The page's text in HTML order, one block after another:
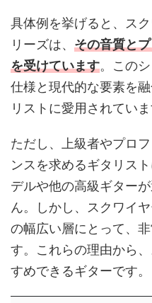
具体例を挙げると、ス
リーズは、 その音質と
を受けています。この
仕様と現代的な要素を
リストに愛用されていま
ただし、上級者やプロ
ンスを求めるギタリス
デルや他の高級ギター
ん。しかし、スクワイ
の幅広い層にとって、
す。これらの理由から
すめできるギターです。